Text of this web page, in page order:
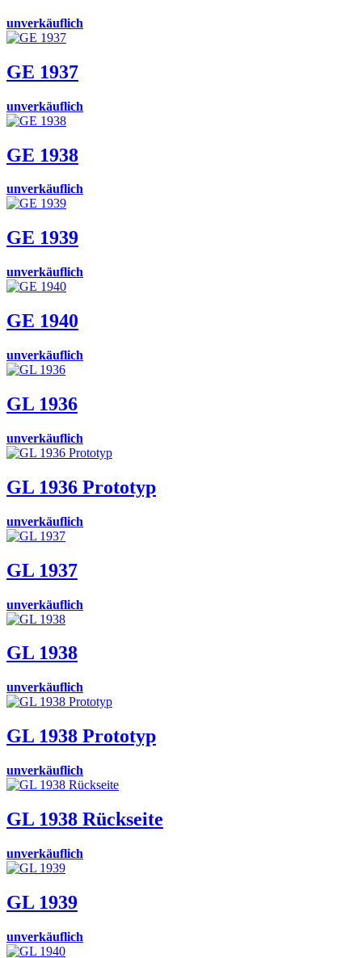
unverkäuflich
GE 1937
unverkäuflich
GE 1938
unverkäuflich
GE 1939
unverkäuflich
GE 1940
unverkäuflich
GL 1936
unverkäuflich
GL 1936 Prototyp
unverkäuflich
GL 1937
unverkäuflich
GL 1938
unverkäuflich
GL 1938 Prototyp
unverkäuflich
GL 1938 Rückseite
unverkäuflich
GL 1939
unverkäuflich